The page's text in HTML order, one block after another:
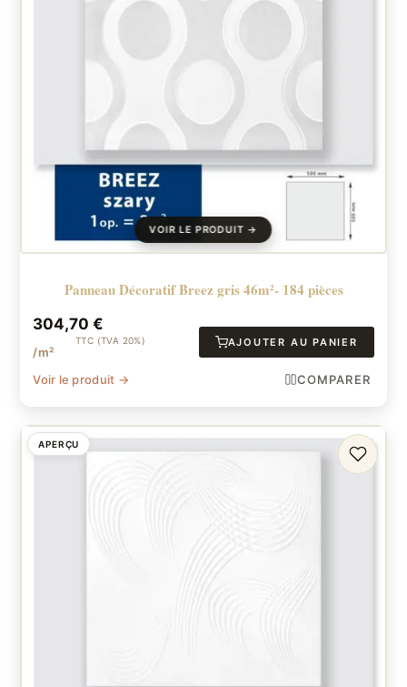
Panneau Décoratif Breez gris 46m²- 184 pièces
304,70€
TTC (TVA 20%)
/m²
AJOUTER AU PANIER
Voir le produit → COMPARER
APERÇU